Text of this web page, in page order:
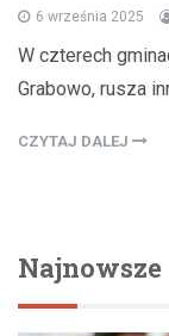
6 września 2025
W czterech
Grabowo, rusza
CZYTAJ DALEJ
Najnowsze